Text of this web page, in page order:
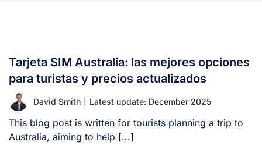
Tarjeta SIM Australia: las mejores opciones
para turistas y precios actualizados
David Smith Latest update: December 2025
This blog post is written for tourists planning a trip to
Australia, aiming to help [...]